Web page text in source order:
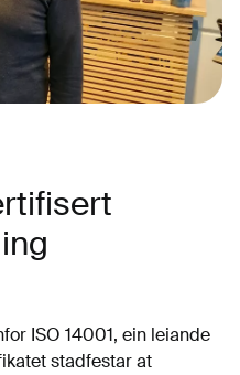
ISO 14001, ein leiande
stadfestar at